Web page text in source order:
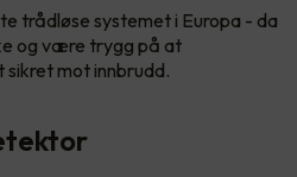
trådløse systemet i Europa - da
og være trygg på at
mot innbrudd.